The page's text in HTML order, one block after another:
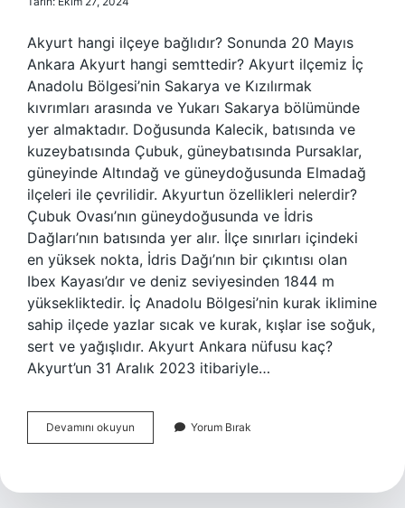
Akyurt hangi ilçeye bağlıdır? Sonunda 20 Mayıs
Ankara Akyurt hangi semttedir? Akyurt ilçemiz İç
Anadolu Bölgesi’nin Sakarya ve Kızılırmak
kıvrımları arasında ve Yukarı Sakarya bölümünde
yer almaktadır. Doğusunda Kalecik, batısında ve
kuzeybatısında Çubuk, güneybatısında Pursaklar,
güneyinde Altındağ ve güneydoğusunda Elmadağ
ilçeleri ile çevrilidir. Akyurtun özellikleri nelerdir?
Çubuk Ovası’nın güneydoğusunda ve İdris
Dağları’nın batısında yer alır. İlçe sınırları içindeki
en yüksek nokta, İdris Dağı’nın bir çıkıntısı olan
Ibex Kayası’dır ve deniz seviyesinden 1844 m
yüksekliktedir. İç Anadolu Bölgesi’nin kurak iklimine
sahip ilçede yazlar sıcak ve kurak, kışlar ise soğuk,
sert ve yağışlıdır. Akyurt Ankara nüfusu kaç?
Akyurt’un 31 Aralık 2023 itibariyle…
Devamını okuyun
Akyurt
Mi
Yorum Bırak